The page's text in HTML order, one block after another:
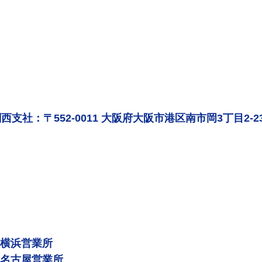
西支社：〒552-0011 大阪府大阪市港区南市岡3丁目2-
浜営業所